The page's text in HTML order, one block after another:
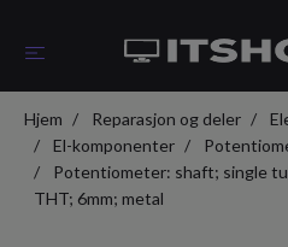
Hjem Reparasjon og deler
El-komponenter
Potentiometer: shaft; single
THT; 6mm; metal